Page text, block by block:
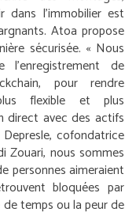
l’immobilier est
Atoa propose
sécurisée. « Nous
l’enregistrement de
pour rendre
flexible et plus
direct avec des actifs
cofondatrice
Zouari, nous sommes
personnes aimeraient
bloquées par
temps ou la peur de